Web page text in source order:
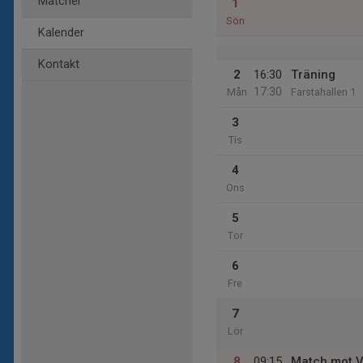
Kalender
Kontakt
1
Sön
2
Mån
16:30
17:30
Träning
Farstahallen 1
3
Tis
4
Ons
5
Tor
6
Fre
7
Lör